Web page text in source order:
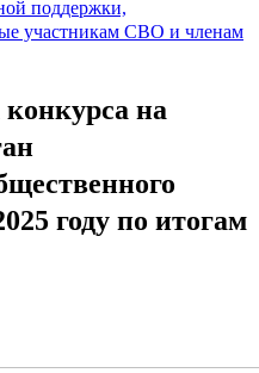
поддержки,
участникам СВО и членам
конкурса на
году по итогам